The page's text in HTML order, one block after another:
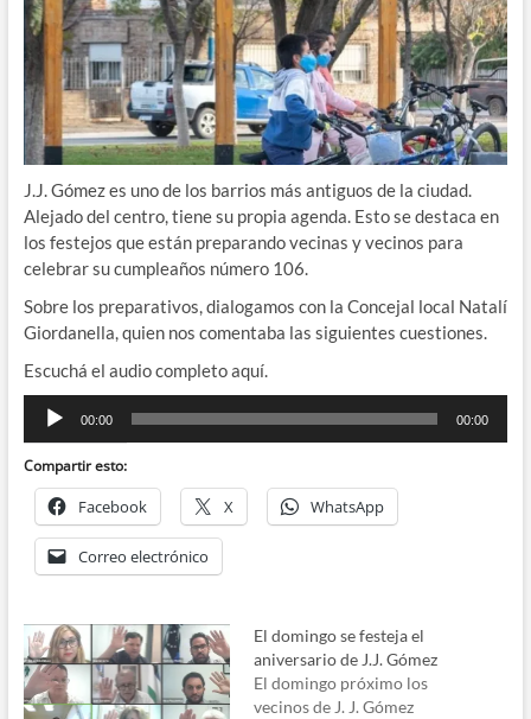
J.J. Gómez es uno de los barrios más antiguos de la ciudad.
Alejado del centro, tiene su propia agenda. Esto se destaca en
los festejos que están preparando vecinas y vecinos para
celebrar su cumpleaños número 106.
Sobre los preparativos, dialogamos con la Concejal local Natalí
Giordanella, quien nos comentaba las siguientes cuestiones.
Escuchá el audio completo aquí.
Reproductor
audio
00:00 00:00
Compartir esto:
Facebook X WhatsApp
Correo electrónico
El domingo se festeja el
aniversario de J.J. Gómez
El domingo próximo los
vecinos de J. J. Gómez